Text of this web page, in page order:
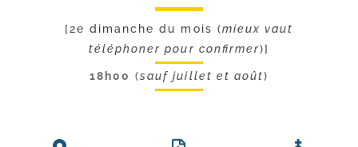
[2e dimanche du mois (mieux vaut
téléphoner pour confirmer)]
18h00 (sauf juillet et août)